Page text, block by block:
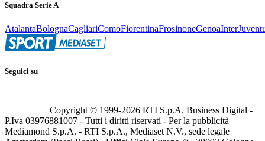
Squadra Serie A
AtalantaBolognaCagliariComoFiorentinaFrosinoneGenoaInter
Seguici su
Copyright © 1999-2026 RTI S.p.A. Business Digital -
P.Iva 03976881007 - Tutti i diritti riservati - Per la pubblicità
Mediamond S.p.A. - RTI S.p.A., Mediaset N.V., sede legale